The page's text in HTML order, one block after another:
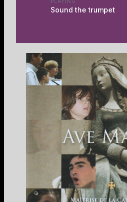
Panis Angelicus
Stand together
Sing alleluia clap
Sound the trumpet